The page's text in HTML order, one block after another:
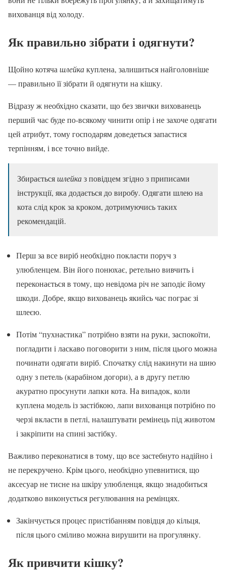
вихованця від холоду.
Як правильно зібрати і одягнути?
Щойно котячашлейкакуплена, залишиться найголовніше
— правильно її зібрати й одягнути на кішку.
Відразу ж необхідно сказати, що без звички вихованець
перший час буде по-всякому чинити опір і не захоче одягати
цей атрибут, тому господарям доведеться запастися
терпінням, і все точно вийде.
Збираєтьсяшлейказ повідцем згідно з приписами
інструкції, яка додається до виробу. Одягати шлею на
кота слід крок за кроком, дотримуючись таких
рекомендацій.
Перш за все виріб необхідно покласти поруч з
улюбленцем. Він його понюхає, ретельно вивчить і
переконається в тому, що невідома річ не заподіє йому
шкоди. Добре, якщо вихованець якийсь час пограє зі
шлеєю.
Потім “пухнастика” потрібно взяти на руки, заспокоїти,
погладити і ласкаво поговорити з ним, після цього можна
починати одягати виріб. Спочатку слід накинути на шию
одну з петель (карабіном догори), а в другу петлю
акуратно просунути лапки кота. На випадок, коли
куплена модель із застібкою, лапи вихованця потрібно по
черзі вкласти в петлі, налаштувати ремінець під животом
і закріпити на спині застібку.
Важливо переконатися в тому, що все застебнуто надійно і
не перекручено. Крім цього, необхідно упевнитися, що
аксесуар не тисне на шкіру улюбленця, якщо знадобиться
додатково виконується регулювання на ремінцях.
Закінчується процес пристібанням повідця до кільця,
після цього сміливо можна вирушити на прогулянку.
Як привчити кішку?